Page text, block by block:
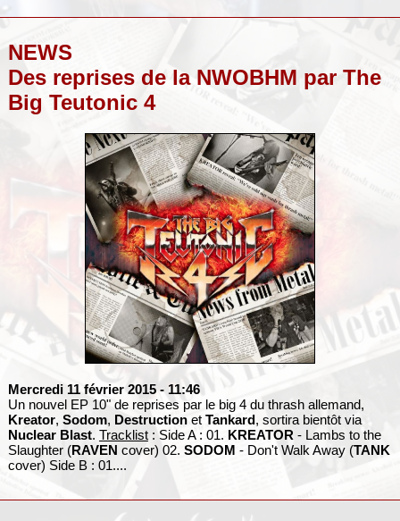
NEWS
Des reprises de la NWOBHM par The
Big Teutonic 4
Mercredi 11 février 2015 - 11:46
Un nouvel EP 10" de reprises par le big 4 du thrash allemand,
Kreator, Sodom, Destructionet Tankard, sortira bientôt via
Nuclear Blast. Tracklist: Side A : 01. KREATOR - Lambs to the
Slaughter (RAVEN cover) 02. SODOM - Don't Walk Away (TANK
cover) Side B : 01....